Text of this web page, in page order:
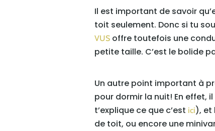
Il est important de savoir
toit seulement. Donc si tu
VUS offre toutefois une
petite taille. C’est le bolide
Un autre point important à
pour dormir la nuit! En effet,
t’explique ce que c’est ici), et
de toit, ou encore une